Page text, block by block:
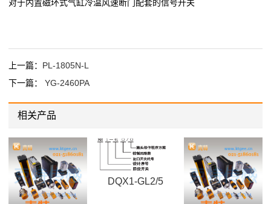
对于内置磁环式气缸冷温风速断门配套的信号开关
上一篇： PL-1805N-L
下一篇： YG-2460PA
相关产品
DQX1-GL2/5